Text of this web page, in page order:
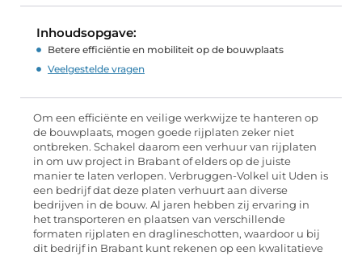
Inhoudsopgave:
Betere efficiëntie en mobiliteit op de bouwplaats
Veelgestelde vragen
Om een efficiënte en veilige werkwijze te hanteren op
de bouwplaats, mogen goede rijplaten zeker niet
ontbreken. Schakel daarom een verhuur van rijplaten
in om uw project in Brabant of elders op de juiste
manier te laten verlopen. Verbruggen-Volkel uit Uden is
een bedrijf dat deze platen verhuurt aan diverse
bedrijven in de bouw. Al jaren hebben zij ervaring in
het transporteren en plaatsen van verschillende
formaten rijplaten en draglineschotten, waardoor u bij
dit bedrijf in Brabant kunt rekenen op een kwalitatieve